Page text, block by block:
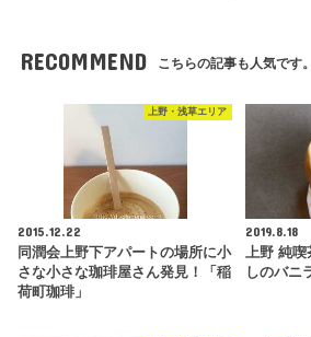
RECOMMEND こちらの記事も人気です。
上野・浅草エリア
2015.12.22
同潤会上野下アパートの場所に小
さな小さな珈琲屋さん発見！「稲
荷町珈琲」
2019.8.18
上野 純喫
しのバニ